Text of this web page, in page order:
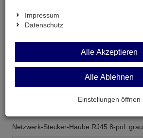
Computer
Netzwerk-Stecker-Haube RJ45 8-pol. grau
Impressum
Datenschutz
Alle Akzeptieren
Alle Ablehnen
Einstellungen öffnen